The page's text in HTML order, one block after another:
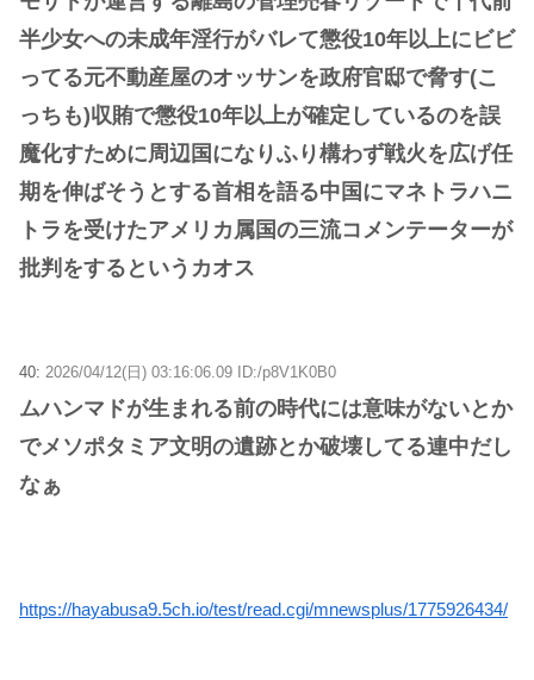
半少女への未成年淫行がバレて懲役10年以上にビビ
ってる元不動産屋のオッサンを政府官邸で脅す(こ
っちも)収賄で懲役10年以上が確定しているのを誤
魔化すために周辺国になりふり構わず戦火を広げ任
期を伸ばそうとする首相を語る中国にマネトラハニ
トラを受けたアメリカ属国の三流コメンテーターが
批判をするというカオス
40: 2026/04/12(日) 03:16:06.09 ID:/p8V1K0B0
ムハンマドが生まれる前の時代には意味がないとか
でメソポタミア文明の遺跡とか破壊してる連中だし
なぁ
https://hayabusa9.5ch.io/test/read.cgi/mnewsplus/1775926434/